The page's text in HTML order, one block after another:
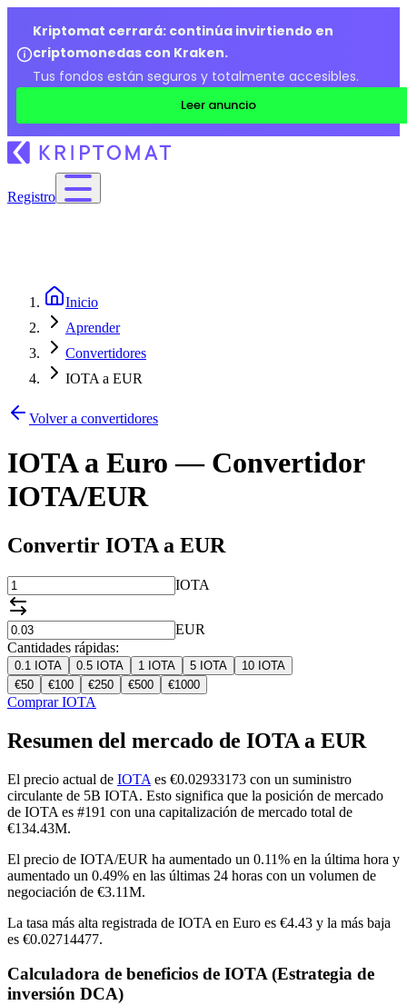
Kriptomat cerrará: continúa invirtiendo en
criptomonedas con Kraken.
Tus fondos están seguros y totalmente accesibles.
Leer anuncio
Registro
Inicio
Aprender
Convertidores
IOTA a EUR
Volver a convertidores
IOTA a Euro — Convertidor
IOTA/EUR
Convertir IOTA a EUR
IOTA
EUR
Cantidades rápidas:
0.1 IOTA 0.5 IOTA 1 IOTA 5 IOTA 10 IOTA
€50 €100 €250 €500 €1000
Comprar IOTA
Resumen del mercado de IOTA a EUR
El precio actual de IOTA es €0.02933173 con un suministro
circulante de 5B IOTA. Esto significa que la posición de mercado
de IOTA es #191 con una capitalización de mercado total de
€134.43M.
El precio de IOTA/EUR ha aumentado un 0.11% en la última hora y
aumentado un 0.49% en las últimas 24 horas con un volumen de
negociación de €3.11M.
La tasa más alta registrada de IOTA en Euro es €4.43 y la más baja
es €0.02714477.
Calculadora de beneficios de IOTA (Estrategia de
inversión DCA)